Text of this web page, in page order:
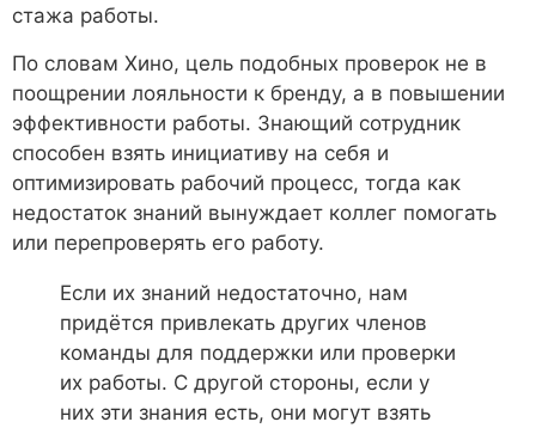
стажа работы.
По словам Хино, цель подобных проверок не в
поощрении лояльности к бренду, а в повышении
эффективности работы. Знающий сотрудник
способен взять инициативу на себя и
оптимизировать рабочий процесс, тогда как
недостаток знаний вынуждает коллег помогать
или перепроверять его работу.
Если их знаний недостаточно, нам
придётся привлекать других членов
команды для поддержки или проверки
их работы. С другой стороны, если у
них эти знания есть, они могут взять